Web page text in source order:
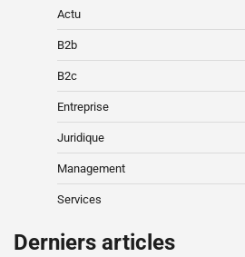
Actu
B2b
B2c
Entreprise
Juridique
Management
Services
Derniers articles